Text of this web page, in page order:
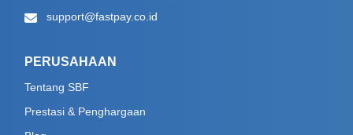
support@fastpay.co.id
PERUSAHAAN
Tentang SBF
Prestasi & Penghargaan